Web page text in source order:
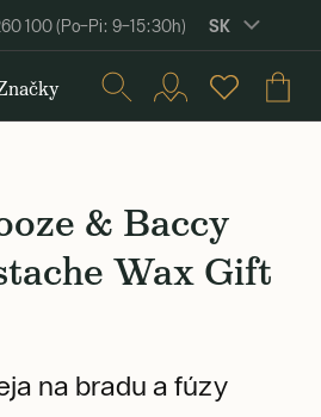
100 (Po–Pi: 9–15:30h) SK
& Baccy
Wax Gift
na bradu a fúzy